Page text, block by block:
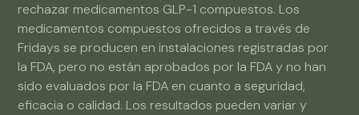
rechazar medicamentos GLP-1 compuestos. Los
medicamentos compuestos ofrecidos a través de
Fridays se producen en instalaciones registradas por
la FDA, pero no están aprobados por la FDA y no han
sido evaluados por la FDA en cuanto a seguridad,
eficacia o calidad. Los resultados pueden variar y